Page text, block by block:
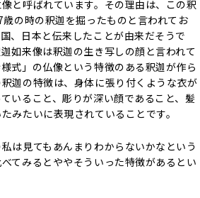
と呼ばれています。その理由は、この釈
の時の釈迦を掘ったものと言われてお
、日本と伝来したことが由来だそうで
如来像は釈迦の生き写しの顔と言われて
式」の仏像という特徴のある釈迦が作ら
迦の特徴は、身体に張り付くような衣が
いること、彫りが深い顔であること、髪
みたいに表現されていることです。
は見てもあんまりわからないかなという
てみるとややそういった特徴があるとい